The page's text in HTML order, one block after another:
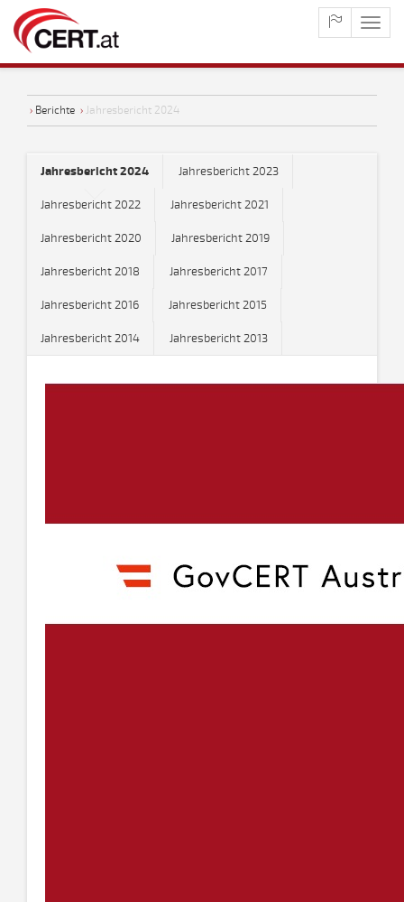
› Berichte › Jahresbericht 2024
Jahresbericht 2024 Jahresbericht 2023
Jahresbericht 2022 Jahresbericht 2021
Jahresbericht 2020 Jahresbericht 2019
Jahresbericht 2018 Jahresbericht 2017
Jahresbericht 2016 Jahresbericht 2015
Jahresbericht 2014 Jahresbericht 2013